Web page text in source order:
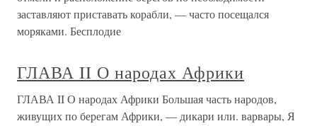
заставляют приставать корабли, — часто посещался
моряками. Бесплодие
ГЛАВА II О народах Африки
ГЛАВА II О народах Африки Большая часть народов,
живущих по берегам Африки, — дикари или. варвары, Я